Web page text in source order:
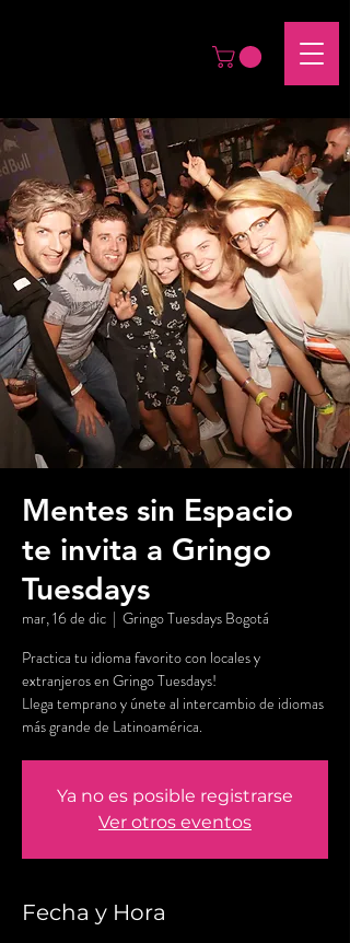
Mentes sin Espacio
te invita a Gringo
Tuesdays
mar, 16 de dic
  |
Gringo Tuesdays Bogotá
Practica tu idioma favorito con locales y
extranjeros en Gringo Tuesdays!
Llega temprano y únete al intercambio de idiomas
más grande de Latinoamérica.
Ya no es posible registrarse
Ver otros eventos
Fecha y Hora